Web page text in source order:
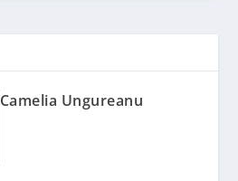
Camelia Ungureanu